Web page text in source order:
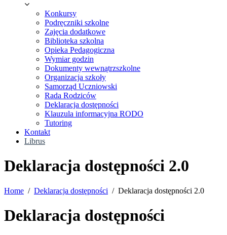
Konkursy
Podręczniki szkolne
Zajęcia dodatkowe
Biblioteka szkolna
Opieka Pedagogiczna
Wymiar godzin
Dokumenty wewnątrzszkolne
Organizacja szkoły
Samorząd Uczniowski
Rada Rodziców
Deklaracja dostępności
Klauzula informacyjna RODO
Tutoring
Kontakt
Librus
Deklaracja dostępności 2.0
Home Deklaracja dostępności Deklaracja dostępności 2.0
Deklaracja dostępności